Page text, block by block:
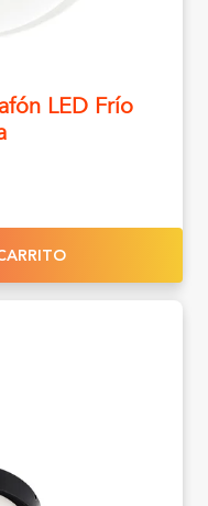
LED Frío